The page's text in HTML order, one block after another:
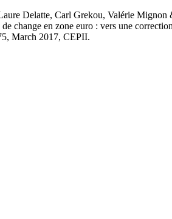
Delatte, Carl Grekou, Valérie
change en zone euro : vers une
March 2017, CEPII.